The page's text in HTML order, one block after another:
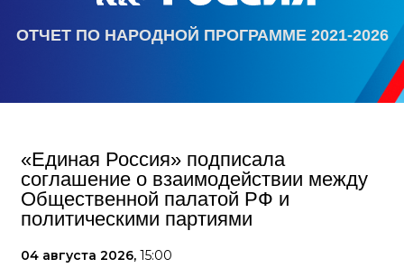
ОТЧЕТ ПО НАРОДНОЙ ПРОГРАММЕ 2021-2026
«Единая Россия» подписала
соглашение о взаимодействии между
Общественной палатой РФ и
политическими партиями
04 августа 2026, 15:00